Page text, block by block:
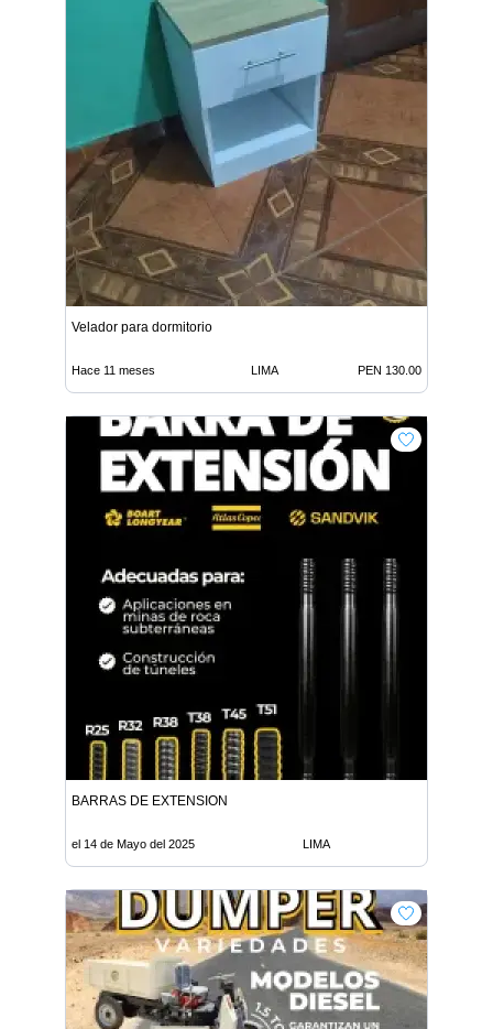
Velador para dormitorio
Hace 11 meses LIMA PEN 130.00
BARRAS DE EXTENSION
el 14 de Mayo del 2025 LIMA